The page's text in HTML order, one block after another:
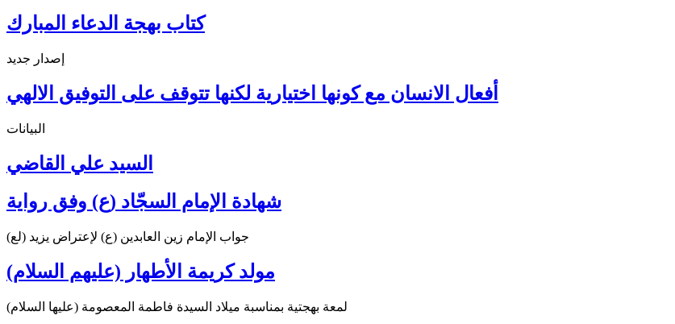
كتاب بهجة الدعاء المبارك
إصدار جديد
أفعال الانسان مع كونها اختيارية لكنها تتوقف على التوفيق الالهي
البيانات
السيد علي القاضي
شهادة الإمام السجّاد (ع) وفق رواية
جواب الإمام زين العابدين (ع) لإعتراض يزيد (لع)
مولد كريمة الأطهار (عليهم السلام)
لمعة بهجتية بمناسبة ميلاد السيدة فاطمة المعصومة (عليها السلام)